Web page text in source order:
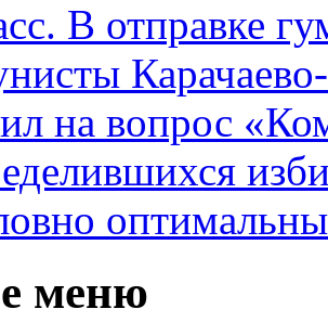
В отправке
на вопрос
меню